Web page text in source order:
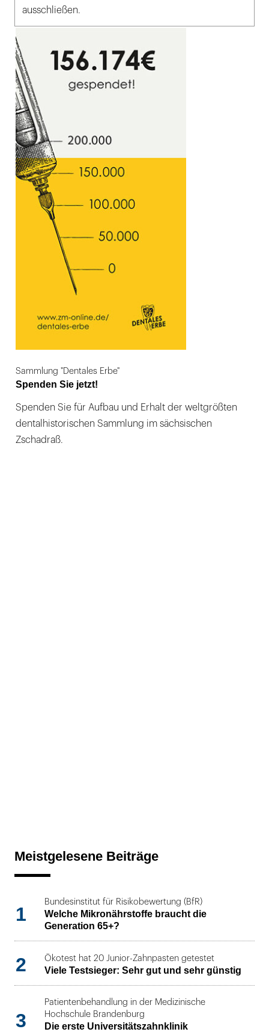
ausschließen.
Sammlung "Dentales Erbe"
Spenden Sie jetzt!
Spenden Sie für Aufbau und Erhalt der weltgrößten
dentalhistorischen Sammlung im sächsischen
Zschadraß.
Meistgelesene Beiträge
1
Bundesinstitut für Risikobewertung (BfR)
Welche Mikronährstoffe braucht die
Generation 65+?
2 Ökotest hat 20 Junior-Zahnpasten getestet
Viele Testsieger: Sehr gut und sehr günstig
3
Patientenbehandlung in der Medizinische
Hochschule Brandenburg
Die erste Universitätszahnklinik